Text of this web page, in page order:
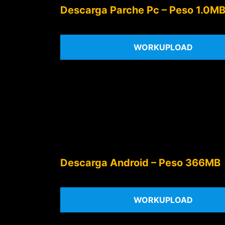
Descarga Parche Pc – Peso 1.0MB
WORKUPLOAD
Descarga Android – Peso 366MB
WORKUPLOAD